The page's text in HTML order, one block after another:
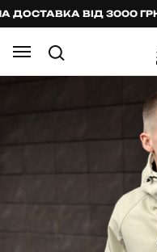
ВІД 3000 ГРН.